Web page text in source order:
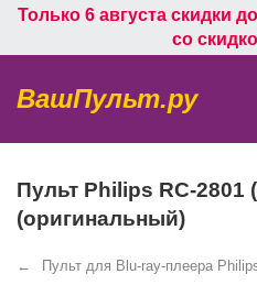
Только 6 августа скидки
со
ВашПульт.ру
Пульт Philips RC-2801
(оригинальный)
Пульт для Blu-ray-плеера